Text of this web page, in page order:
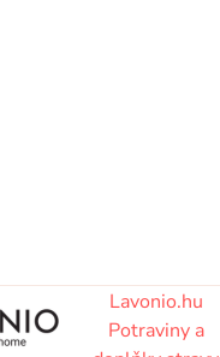
Lavonio.hu
Potraviny a